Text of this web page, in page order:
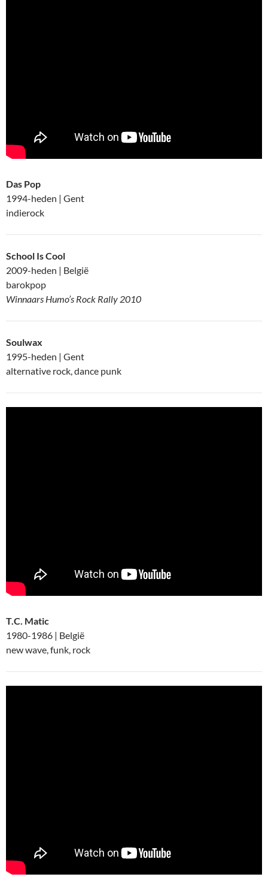
Das Pop
1994-heden | Gent
indierock
School Is Cool
2009-heden | België
barokpop
Winnaars Humo’s Rock Rally 2010
Soulwax
1995-heden | Gent
alternative rock, dance punk
T.C. Matic
1980-1986 | België
new wave, funk, rock